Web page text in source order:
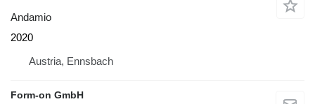
Andamio
2020
Austria, Ennsbach
Form-on GmbH